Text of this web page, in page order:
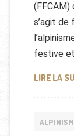
(FFCAM)
s’agit de
festive et
LIRE LA